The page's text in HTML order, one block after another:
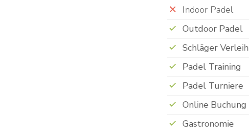
Indoor Padel
Outdoor Padel
Schläger Verleih
Padel Training
Padel Turniere
Online Buchung
Gastronomie